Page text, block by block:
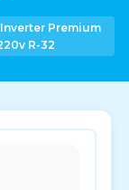
Premium
R-32